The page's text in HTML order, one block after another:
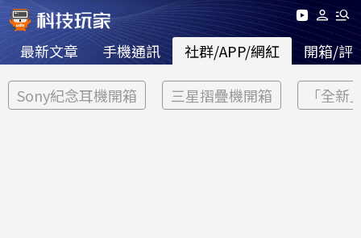
最新文章 手機通訊 社群/APP/網紅 開箱/評
Sony紀念耳機開箱 三星摺疊機開箱 「全新